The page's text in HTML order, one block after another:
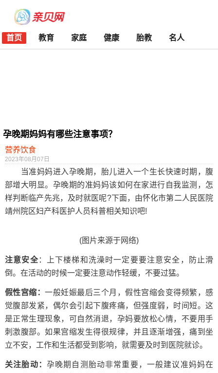
首页 教育 家庭 健康 胎教 名人
孕晚期妈妈有哪些注意事项？
营养饮食
2023年08月07日
当准妈妈进入孕晚期，胎儿进入一个生长快速时期，腹
部增大明显。孕晚期的准妈妈该如何在家进行自我监测，怎
样判断临产先兆，及时就医呢?下面，由怀化市第二人民医院
靖州院区妇产科医护人员科普相关知识吧!
(图片来源于网络)
注意安全：上下楼梯和洗澡时一定要要注意安全，防止滑
倒。在活动的时候一定要注意动作轻缓，不要过猛。
假性宫缩：一般妊娠最后三个月，假性宫缩会变得频繁，感
觉腹部发紧，偶尔会引起下腹疼痛，但强度弱，时间短。这
是正常生理现象，可自然消退，孕妈要放松心情，不要用手
刺激腹部。如果宫缩发生得很规律，并且逐渐增强，痛到坐
立不安，工作和生活都受到影响，就需要及时到医院就诊。
关注胎动： 孕晚期自测胎动非常重要，一般建议准妈妈在